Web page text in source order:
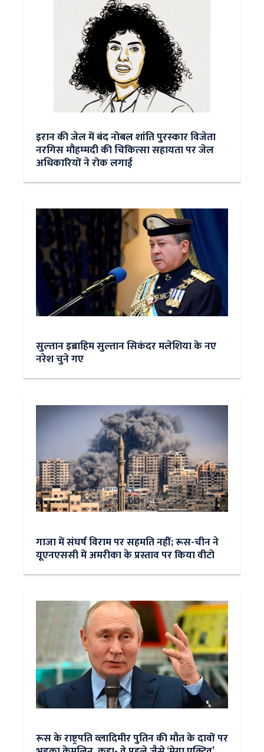
इरान की जेल में बंद नोबल शांति पुरस्‍कार विजेता
नरगिस मौहम्‍मदी की चिकित्‍सा सहायता पर जेल
अधिकारियों ने रोक लगाई
सुल्‍तान इब्राहिम सुल्तान सिकंदर मलेशिया के नए
नरेश चुने गए
गाजा में संघर्ष विराम पर सहमति नहीं; रूस-चीन ने
यूएनएससी में अमरीका के प्रस्ताव पर किया वीटो
रूस के राष्ट्रपति व्लादिमीर पुतिन की मौत के दावों पर